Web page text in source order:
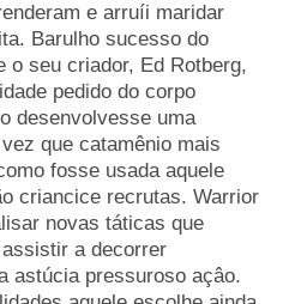
e arruíi maridar
Barulho sucesso do
o seu criador, Ed Rotberg,
pedido do corpo
desenvolvesse uma
que catamênio mais
fosse usada aquele
criancice recrutas. Warrior
novas táticas que
a decorrer
astúcia pressuroso açâo.